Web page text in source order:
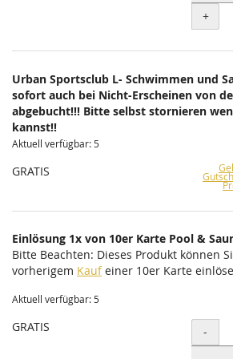
+
Urban Sportsclub L- Schwimmen und
sofort auch bei Nicht-Erscheinen von
abgebucht!!! Bitte selbst stornieren
kannst!!
Aktuell verfügbar: 5
GRATIS
Einlösung 1x von 10er Karte Pool &
Bitte Beachten: Dieses Produkt können
vorherigem Kaufeiner 10er Karte
Aktuell verfügbar: 5
GRATIS Menge
-